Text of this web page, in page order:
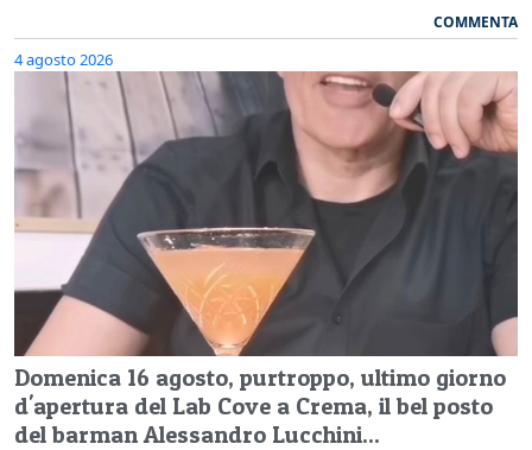
COMMENTA
4 agosto 2026
Domenica 16 agosto, purtroppo, ultimo giorno
d'apertura del Lab Cove a Crema, il bel posto
del barman Alessandro Lucchini...